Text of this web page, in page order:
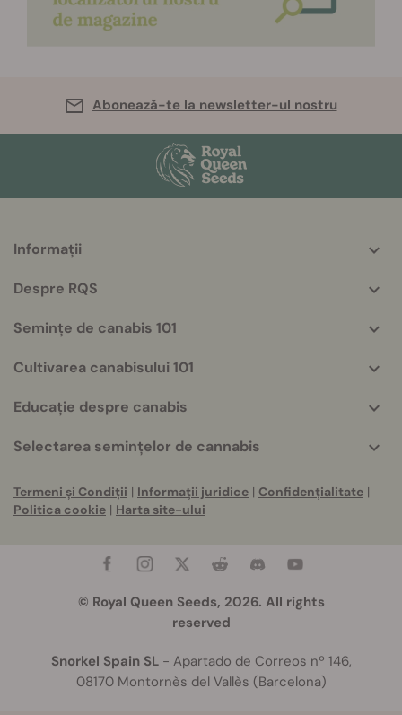
Abonează-te la newsletter-ul nostru
info
Informații
Despre RQS
Semințe de canabis 101
Cultivarea canabisului 101
Educație despre canabis
Selectarea semințelor de cannabis
Termeni și Condiții | Informații juridice | Confidențialitate |
Politica cookie | Harta site-ului
© Royal Queen Seeds, 2026. All rights
reserved
Snorkel Spain SL- Apartado de Correos nº 146,
08170 Montornès del Vallès (Barcelona)